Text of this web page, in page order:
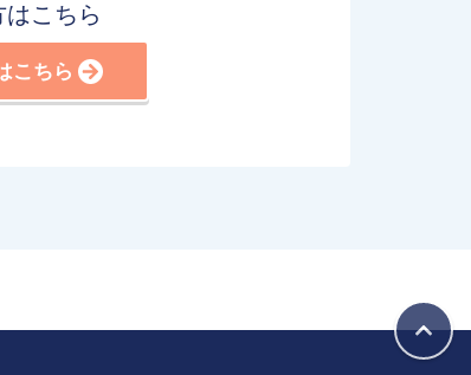
こちら
こちら